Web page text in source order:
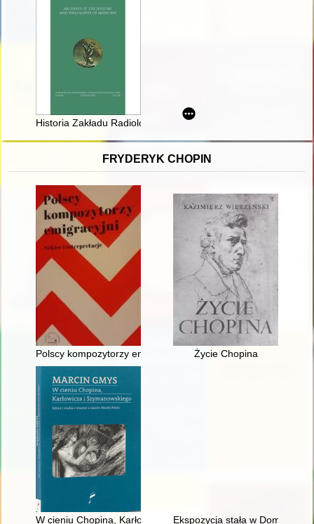
Historia Zakładu Radiologii Pediatrycznej Warszawskiego
FRYDERYK CHOPIN
Polscy kompozytorzy emigracyjni. Szkice i interpretacje
Życie Chopina
W cieniu Chopina, Karłowicza i Szymanowskiego : szkice i
Ekspozycja stała w Domu